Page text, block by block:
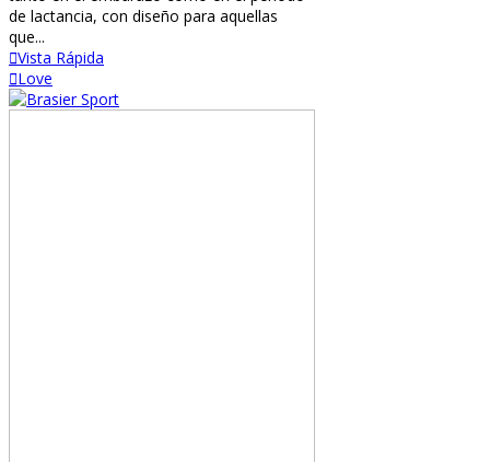
de lactancia, con diseño para aquellas
que...
Vista Rápida
Love